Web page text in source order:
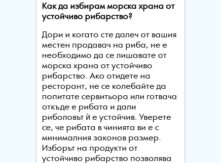
Как да избирам морска храна от
устойчиво рибарство?
Дори и когато сте далеч от вашия
местен продавач на риба, не е
необходимо да се лишавате от
морска храна от устойчиво
рибарство. Ако отидете на
ресторант, не се колебайте да
попитате сервитьора или готвача
откъде е рибата и дали
риболовът ѝ е устойчив. Уверете
се, че рибата в чинията ви е с
минималния законов размер.
Изборът на продукти от
устойчиво рибарство позволява